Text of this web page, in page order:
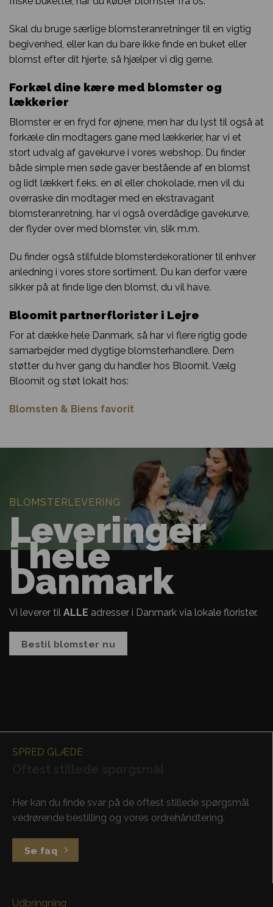
Skal du bruge særlige blomsteranretninger til en vigtig
begivenhed, eller kan du bare ikke finde en buket eller
blomst efter dit hjerte, så hjælper vi dig gerne.
Forkæl dine kære med blomster og
lækkerier
Blomster er en fryd for øjnene, men har du lyst til også at
forkæle din modtagers gane med lækkerier, har vi et
stort udvalg af gavekurve i vores webshop. Du finder
både simple men søde gaver bestående af en blomst
og lidt lækkert f.eks. en øl eller chokolade, men vil du
overraske din modtager med en ekstravagant
blomsteranretning, har vi også overdådige gavekurve,
der flyder over med blomster, vin, slik m.m.
Du finder også stilfulde blomsterdekorationer til enhver
anledning i vores store sortiment. Du kan derfor være
sikker på at finde lige den blomst, du vil have.
Bloomit partnerflorister i Lejre
For at dække hele Danmark, så har vi flere rigtig gode
samarbejder med dygtige blomsterhandlere. Dem
støtter du hver gang du handler hos Bloomit. Vælg
Bloomit og støt lokalt hos:
Blomsten & Biens favorit
BLOMSTERLEVERING
Leveringer
i hele
Danmark
Vi leverer til ALLE adresser i Danmark via lokale florister.
Bestil blomster nu
SPRED GLÆDE
Her kan du finde svar på de oftest stillede spørgsmål
vedrørende bestilling og vores ordrehåndtering.
Se faq
Udbringning